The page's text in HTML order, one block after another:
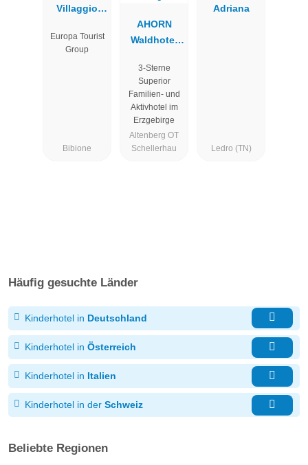
Villaggio
Resort
Europa Tourist
Group
Bibione
AHORN
Waldhotel
3-Sterne
Superior
Familien- und
Aktivhotel im
Erzgebirge
Altenberg OT
Schellerhau
Adriana
Ledro (TN)
Häufig gesuchte Länder
Kinderhotel in Deutschland
Kinderhotel in Österreich
Kinderhotel in Italien
Kinderhotel in der Schweiz
Beliebte Regionen